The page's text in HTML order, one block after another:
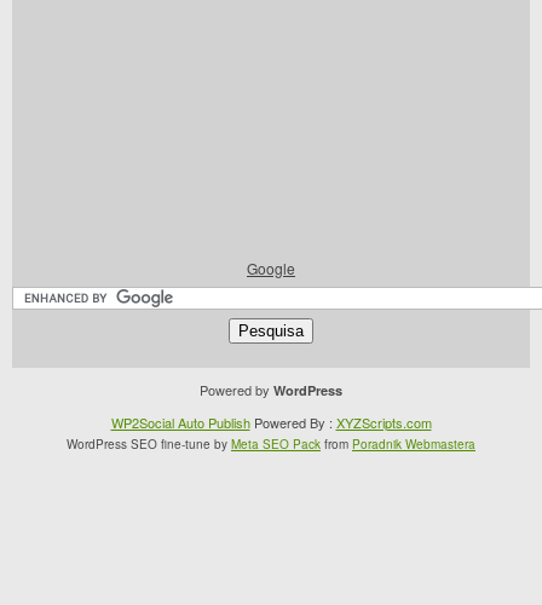
Google
Powered by WordPress
WP2Social Auto PublishPowered By : XYZScripts.com
WordPress SEO fine-tune by Meta SEO Pack from Poradnik Webmastera